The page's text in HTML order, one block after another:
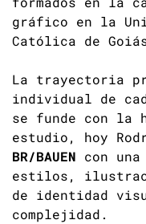
gráfico en la
Católica de
La trayectoria
individual de
se funde con la
estudio, hoy
BR/BAUEN con
estilos,
de identidad
complejidad.